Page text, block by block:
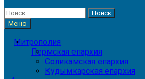
Найти:
Меню
Митрополия
Пермская епархия
Соликамская епархия
Кудымкарская епархия